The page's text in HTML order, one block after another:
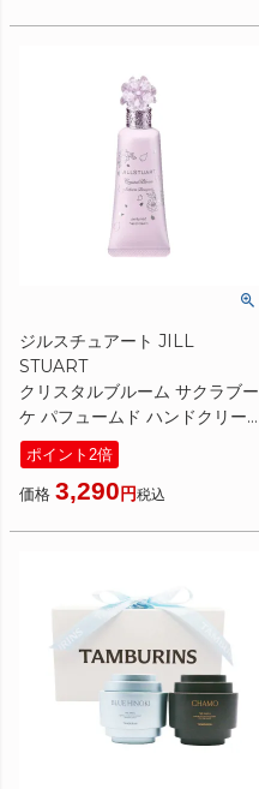
ジルスチュアート JILL
STUART
クリスタルブルーム サクラブー
ケ パフュームド ハンドクリー
ム 40g 限定
[ ハンドクリーム ] ☆新入荷03
2026春
ポイント2倍
価格 3,290 税込